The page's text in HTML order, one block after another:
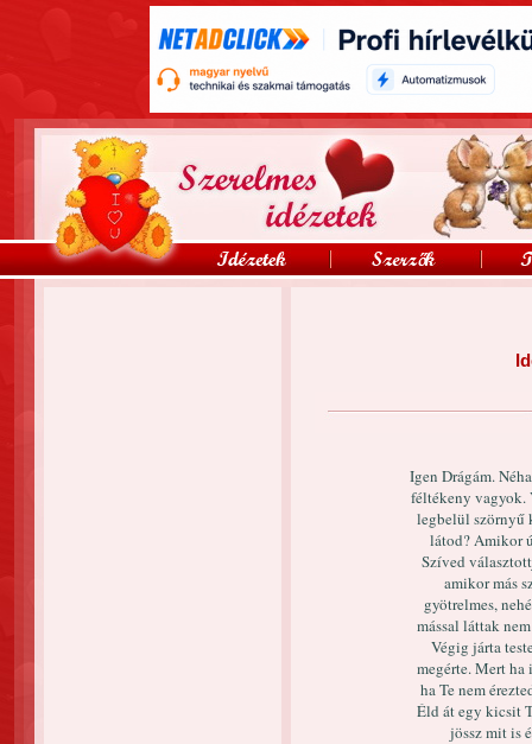
Igen Drágám.
féltékeny vagyok.
legbelül szörnyű
látod? Amikor
Szíved
amikor más
gyötrelmes,
mással láttak
Végig járta
megérte. Mert
ha Te nem
Éld át egy kicsit
jössz mit is